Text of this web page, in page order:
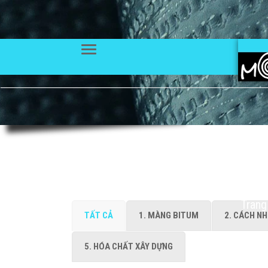
Menu
TẤT CẢ 1. MÀNG BITUM 2. CÁCH
5. HÓA CHẤT XÂY DỰNG